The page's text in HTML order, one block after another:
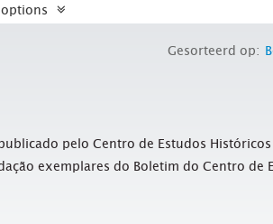
Gesorteerd op:
pelo Centro de Estudos
exemplares do Boletim do Centro de